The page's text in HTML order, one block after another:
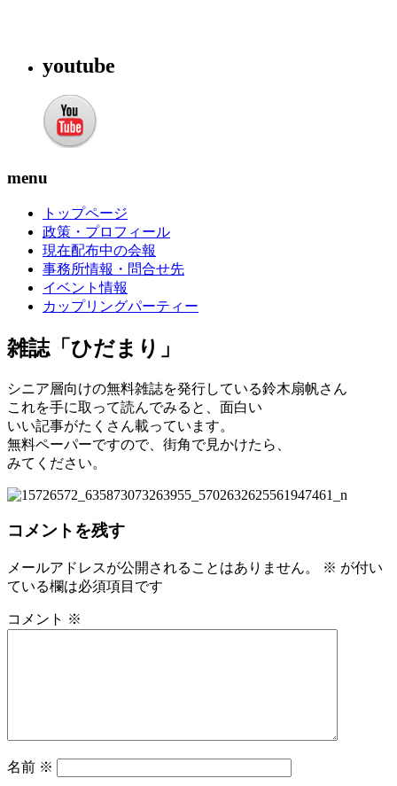
youtube
menu
トップページ
政策・プロフィール
現在配布中の会報
事務所情報・問合せ先
イベント情報
カップリングパーティー
雑誌「ひだまり」
シニア層向けの無料雑誌を発行している鈴木扇帆さん
これを手に取って読んでみると、面白い
いい記事がたくさん載っています。
無料ペーパーですので、街角で見かけたら、
みてください。
コメントを残す
メールアドレスが公開されることはありません。 ※ が付い
ている欄は必須項目です
コメント ※
名前 ※